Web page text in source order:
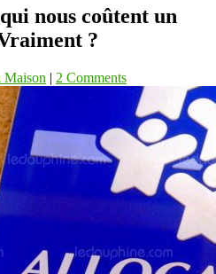
nous coûtent un
?
Maison | 2 Comments